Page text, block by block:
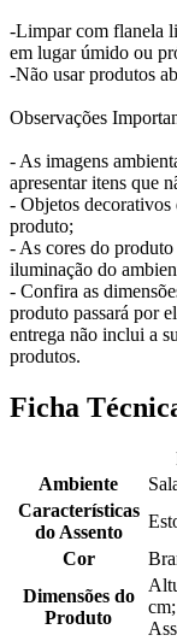
-Limpar com flanela
em lugar úmido ou
-Não usar produtos
Observações
- As imagens
apresentar itens que
- Objetos decorativos
produto;
- As cores do
iluminação do
- Confira as
produto passará por
entrega não inclui a
produtos.
Ficha
Ambiente
Características
do Assento
Cor
Dimensões do
Produto